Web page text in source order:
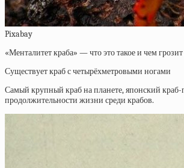
Pixabay
«Менталитет краба» — что это такое и чем
Существует краб с четырёхметровыми ногами
Самый крупный краб на планете, японский краб-
продолжительности жизни среди крабов.